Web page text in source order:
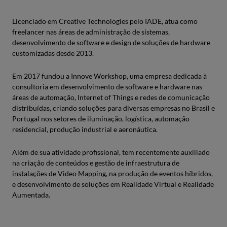
Licenciado em Creative Technologies pelo IADE, atua como
freelancer nas áreas de administração de sistemas,
desenvolvimento de software e design de soluções de hardware
customizadas desde 2013.
Em 2017 fundou a Innove Workshop, uma empresa dedicada à
consultoria em desenvolvimento de software e hardware nas
áreas de automação, Internet of Things e redes de comunicação
distribuídas, criando soluções para diversas empresas no Brasil e
Portugal nos setores de iluminação, logística, automação
residencial, produção industrial e aeronáutica.
Além de sua atividade profissional, tem recentemente auxiliado
na criação de conteúdos e gestão de infraestrutura de
instalações de Video Mapping, na produção de eventos híbridos,
e desenvolvimento de soluções em Realidade Virtual e Realidade
Aumentada.